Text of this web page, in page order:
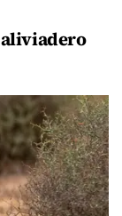
aliviadero